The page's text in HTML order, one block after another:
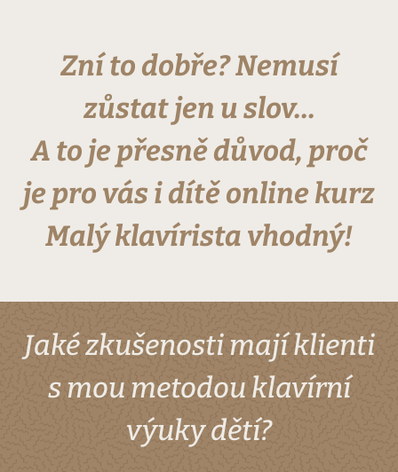
Zní to dobře? Nemusí
zůstat jen u slov...
A to je přesně důvod, proč
je pro vás i dítě online kurz
Malý klavírista vhodný!
Jaké zkušenosti mají klienti
s mou metodou klavírní
výuky dětí?